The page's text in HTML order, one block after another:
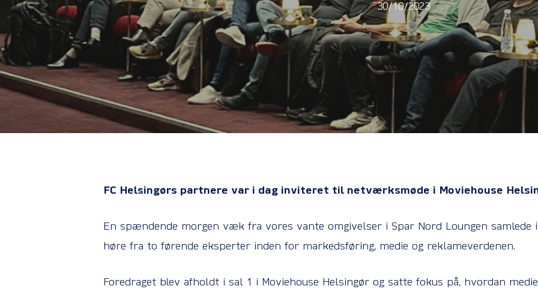
30/10/2023
FC Helsingørs partnere var i dag inviteret til netværksmøde i Moviehouse
En spændende morgen væk fra vores vante omgivelser i Spar Nord Loungen
høre fra to førende eksperter inden for markedsføring, medie og reklameverdenen.
Foredraget blev afholdt i sal 1 i Moviehouse Helsingør og satte fokus på, hvordan